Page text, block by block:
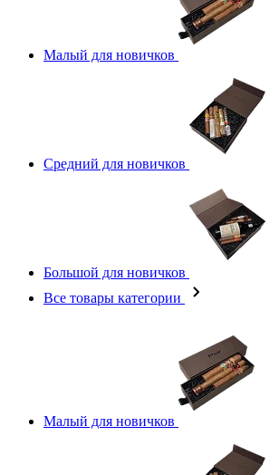
Малый для новичков
Средний для новичков
Большой для новичков
Все товары категории
Малый для новичков